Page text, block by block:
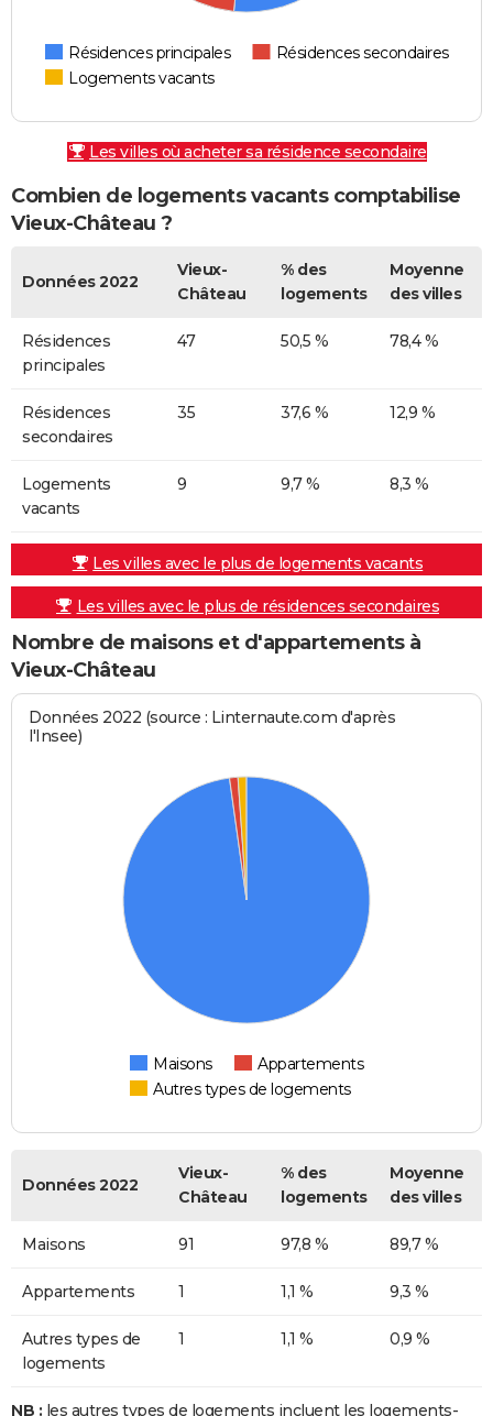
Résidences principales
Résidences secondaires
Logements vacants
Les villes où acheter sa résidence secondaire
Combien de logements vacants comptabilise
Vieux-Château ?
Données 2022
Vieux-
Château
% des
logements
Moyenne
des villes
Résidences
principales
47 50,5 % 78,4 %
Résidences
secondaires
35 37,6 % 12,9 %
Logements
vacants
9 9,7 % 8,3 %
Les villes avec le plus de logements vacants
Les villes avec le plus de résidences secondaires
Nombre de maisons et d'appartements à
Vieux-Château
Données 2022 (source : Linternaute.com d'après
l'Insee)
Maisons
Appartements
Autres types de logements
Données 2022
Vieux-
Château
% des
logements
Moyenne
des villes
Maisons 91 97,8 % 89,7 %
Appartements 1 1,1 % 9,3 %
Autres types de
logements
1 1,1 % 0,9 %
NB : les autres types de logements incluent les logements-